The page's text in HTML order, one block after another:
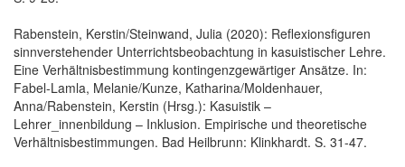
Rabenstein, Kerstin/Steinwand, Julia (2020): Reflexionsfiguren
sinnverstehender Unterrichtsbeobachtung in kasuistischer Lehre.
Eine Verhältnisbestimmung kontingenzgewärtiger Ansätze. In:
Fabel-Lamla, Melanie/Kunze, Katharina/Moldenhauer,
Anna/Rabenstein, Kerstin (Hrsg.): Kasuistik –
Lehrer_innenbildung – Inklusion. Empirische und theoretische
Verhältnisbestimmungen. Bad Heilbrunn: Klinkhardt. S. 31-47.